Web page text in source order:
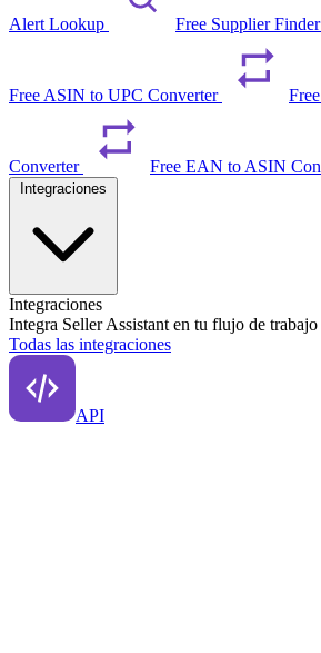
Alert Lookup Free Supplier
Free ASIN to UPC Converter
Converter Free EAN to ASIN
Integraciones
Integra Seller Assistant en tu flujo de trabajo
Todas las integraciones
API